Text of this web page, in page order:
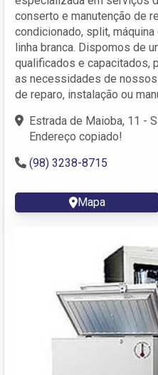
conserto e manutenção de
condicionado, split,
linha branca. Dispomos de
qualificados e capacitados,
as necessidades de
de reparo, instalação ou
Estrada de Maioba, 11 -
Endereço copiado!
(98) 3238-8715
Mapa